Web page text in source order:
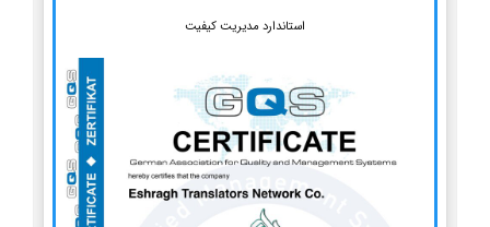
استاندارد مدیریت کیفیت